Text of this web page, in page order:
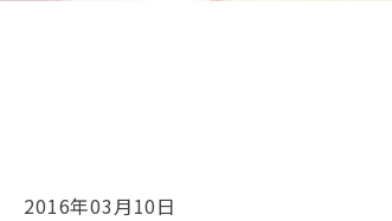
2016年03月10日